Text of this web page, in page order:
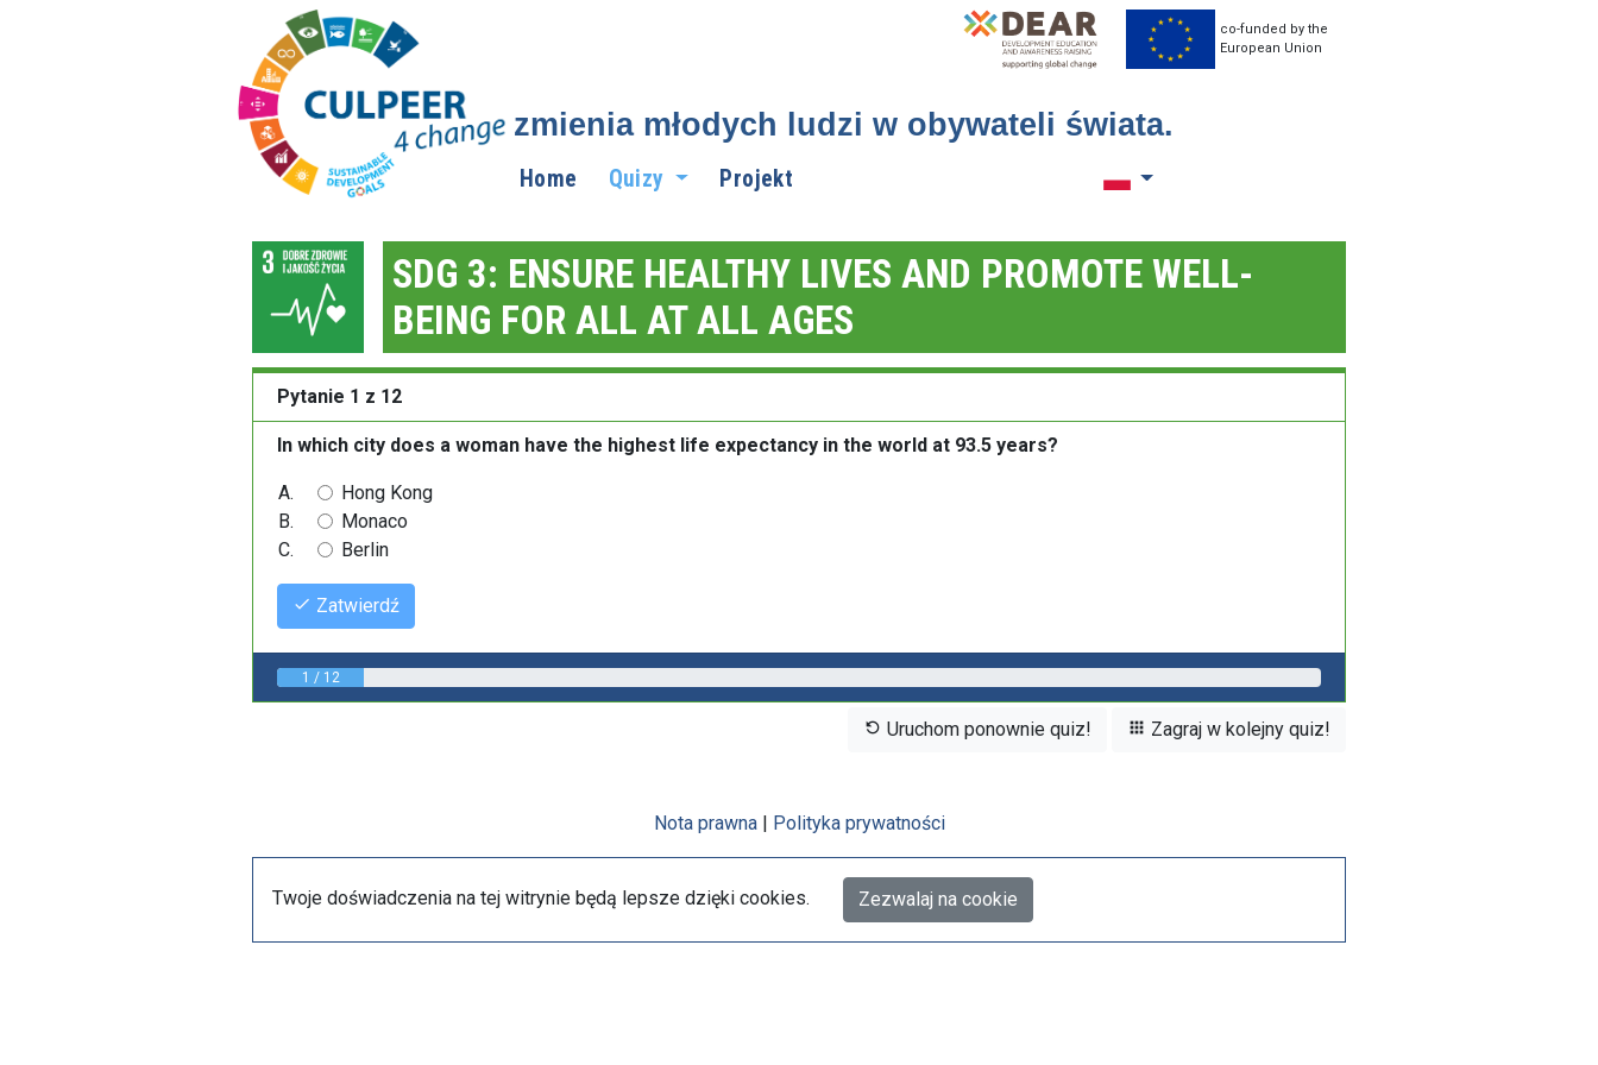
zmienia młodych ludzi w obywateli świata.
Home Quizy Projekt Toggle language
co-funded by the
European Union
SDG 3: ENSURE HEALTHY LIVES AND PROMOTE WELL-
BEING FOR ALL AT ALL AGES
Pytanie 1 z 12
In which city does a woman have the highest life expectancy in the world at 93.5 years?
Hong Kong
Monaco
Berlin
Zatwierdź
1 / 12
Uruchom ponownie quiz! Zagraj w kolejny quiz!
Nota prawna| Polityka prywatności
Twoje doświadczenia na tej witrynie będą lepsze dzięki cookies. Zezwalaj na cookie